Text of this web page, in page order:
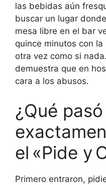
las bebidas aún
buscar un lugar
mesa libre en el bar
quince minutos con
otra vez como si
demuestra que en
cara a los abusos.
¿Qué pasó
el «Pide y
Primero entraron,